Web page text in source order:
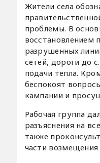
Жители села
проблемы. В
восстановлением
разрушенных
сетей, дороги до
подачи тепла.
беспокоят
кампании и
Рабочая группа
разъяснения на
также
части